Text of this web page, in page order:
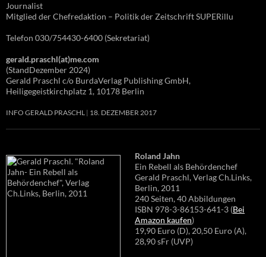
Journalist
Mitglied der Chefredaktion – Politik der Zeitschrift SUPERillu
Telefon 030/754430-6400 (Sekretariat)
gerald.praschl(at)me.com
(StandDezember 2024)
Gerald Praschl c/o BurdaVerlag Publishing GmbH,
Heiligegeistkirchplatz 1, 10178 Berlin
INFO GERALD PRASCHL 18. DEZEMBER 2017
Roland Jahn
Ein Rebell als Behördenchef
Gerald Praschl, Verlag Ch.Links,
Berlin, 2011
240 Seiten, 40 Abbildungen
ISBN 978-3-86153-641-3 (Bei
Amazon kaufen)
19,90 Euro (D), 20,50 Euro (A),
28,90 sFr (UVP)